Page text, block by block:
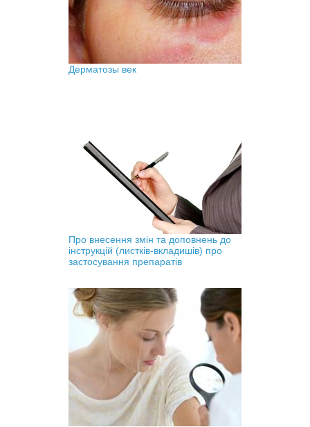
Дерматозы век
Про внесення змін та доповнень до
інструкцій (листків-вкладишів) про
застосування препаратів